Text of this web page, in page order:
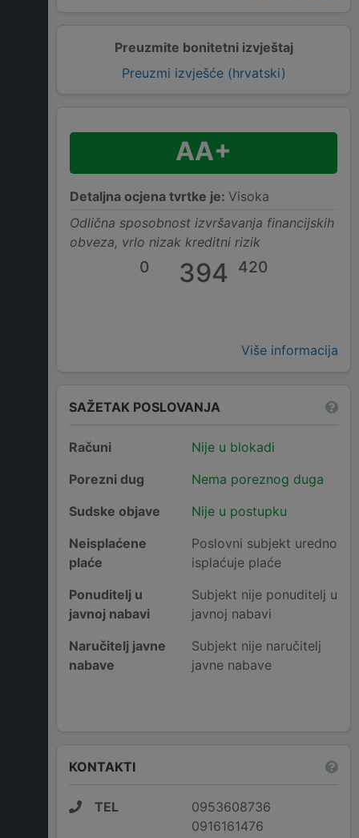
Preuzmite bonitetni izvještaj
Preuzmi izvješće (hrvatski)
AA+
Detaljna ocjena tvrtke je: Visoka
Odlična sposobnost izvršavanja financijskih
obveza, vrlo nizak kreditni rizik
0 394 420
Više informacija
SAŽETAK POSLOVANJA
Računi
Nije u blokadi
Porezni dug
Nema poreznog duga
Sudske objave
Nije u postupku
Neisplaćene
plaće
Poslovni subjekt uredno
isplaćuje plaće
Ponuditelj u
javnoj nabavi
Subjekt nije ponuditelj u
javnoj nabavi
Naručitelj javne
nabave
Subjekt nije naručitelj
javne nabave
KONTAKTI
TEL
0953608736
0916161476